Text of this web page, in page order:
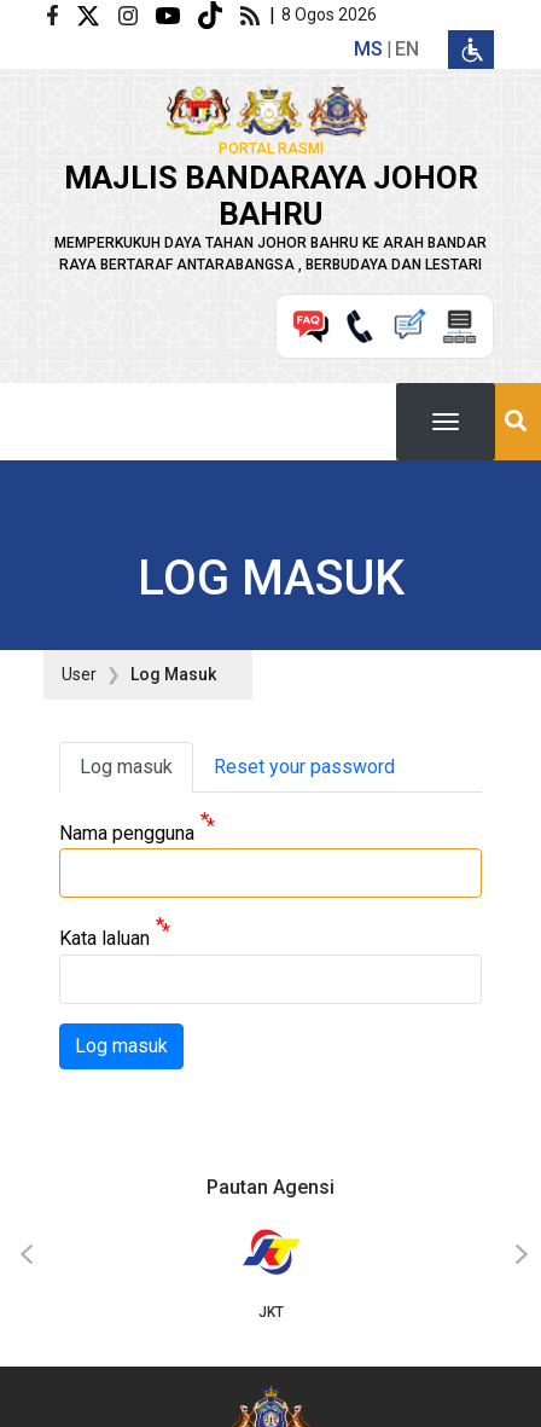
Langkau ke kandungan utama | 8 Ogos 2026
MS EN
PORTAL RASMI
MAJLIS BANDARAYA JOHOR
BAHRU
MEMPERKUKUH DAYA TAHAN JOHOR BAHRU KE ARAH BANDAR
RAYA BERTARAF ANTARABANGSA , BERBUDAYA DAN LESTARI
LOG MASUK
User Log Masuk
Primary tabs
Log masuk Reset your password
Nama pengguna
Kata laluan
Log masuk
Pautan Agensi
JKT
‹ ›